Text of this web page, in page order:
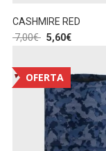
CASHMIRE RED
7,00€ 5,60€
OFERTA